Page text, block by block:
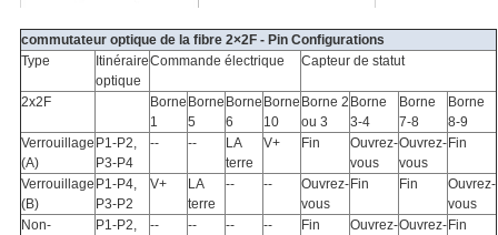
commutateur optique de la fibre 2×2F - Pin Configurations
Type
Itinéraire
optique
Commande électrique Capteur de statut
2x2F
Borne
1
Borne
5
Borne
6
Borne
10
Borne 2
ou 3
Borne
3-4
Borne
7-8
Borne
8-9
Verrouillage
(A)
P1-P2,
P3-P4
-- --
LA
terre
V+ Fin
Ouvrez-
vous
Ouvrez-
vous
Fin
Verrouillage
(B)
P1-P4,
P3-P2
V+
LA
terre
-- --
Ouvrez-
vous
Fin Fin
Ouvrez-
vous
Non-
P1-P2,
-- -- -- -- Fin
Ouvrez-Ouvrez-Fin